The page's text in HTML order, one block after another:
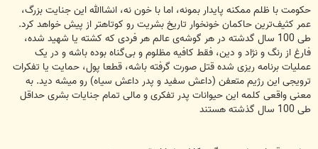
ت
حکومت با ظلم ممکنه پایدار بمونه، اما با خون نه، انشاالله این جنایت بزرگ،
عمر کثیف‌ترین حاکمان خونخوار تاریخ بشریت رو کوتاهتر از پیش خواهد کرد.
طی 100 سال گدشته در هر گوشه‌ی عالم هر فردی که کشته یا شهید شده،
فارغ از رنگ و نژاد و دین، فقط کافیه مظلوم و بی‌گناه بوده باشه و در یک
عملیات برنامه ریزی شده قتل صورت گرفته باشه، قطعا پول، حمایت یا تفکرات
ترویجی این رژیم متعفن (داعش سفید و پدر داعش سیاه) رو میشه دید. به
معنی واقعی کلمه این حیوانات پدر تفکری و مالی تمام جنایات بشری حداقل
طی 100 سال گذشته هستند